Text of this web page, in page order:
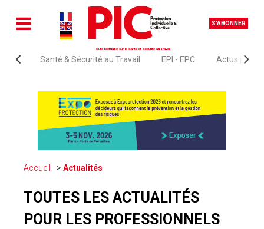
S'ABONNER
Toute l'actualité sur la Santé et Sécurité au Travail
Santé & Sécurité au Travail EPI - EPC Actus
Accueil Actualités
TOUTES LES ACTUALITÉS
POUR LES PROFESSIONNELS